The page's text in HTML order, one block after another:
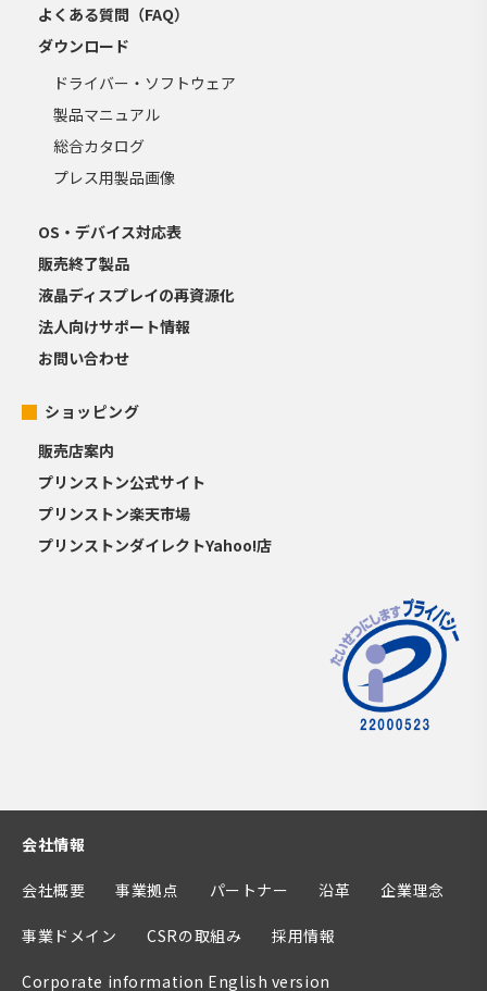
よくある質問（FAQ）
ダウンロード
ドライバー・ソフトウェア
製品マニュアル
総合カタログ
プレス用製品画像
OS・デバイス対応表
販売終了製品
液晶ディスプレイの再資源化
法人向けサポート情報
お問い合わせ
ショッピング
販売店案内
プリンストン公式サイト
プリンストン楽天市場
プリンストンダイレクトYahoo!店
会社情報
会社概要 事業拠点 パートナー 沿革 企業理念
事業ドメイン CSRの取組み 採用情報
Corporate information English version